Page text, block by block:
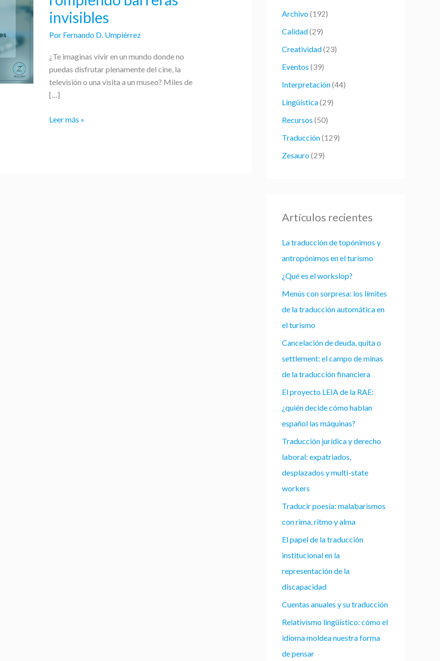
invisibles
Por Fernando D. Umpiérrez
¿Te imaginas vivir en un mundo donde no
puedas disfrutar plenamente del cine, la
televisión o una visita a un museo? Miles de
[…]
rompiendo
barreras
Leer más »
p
o
r
:
Archivo(192)
Calidad(29)
Creatividad(23)
Eventos (39)
Interpretación(44)
Lingüística(29)
Recursos (50)
Traducción(129)
Zesauro(29)
Artículos recientes
La traducción de topónimos y
antropónimos en el turismo
¿Qué es el workslop?
Menús con sorpresa: los límites
de la traducción automática en
el turismo
Cancelación de deuda, quita o
settlement: el campo de minas
de la traducción financiera
El proyecto LEIA de la RAE:
¿quién decide cómo hablan
español las máquinas?
Traducción jurídica y derecho
laboral: expatriados,
desplazados y multi-state
workers
Traducir poesía: malabarismos
con rima, ritmo y alma
El papel de la traducción
institucional en la
representación de la
discapacidad
Cuentas anuales y su traducción
Relativismo lingüístico: cómo el
idioma moldea nuestra forma
de pensar